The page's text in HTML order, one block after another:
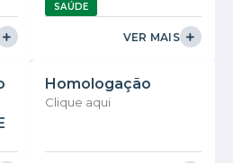
SAÚDE
VER MAIS
Homologação
Clique aqui